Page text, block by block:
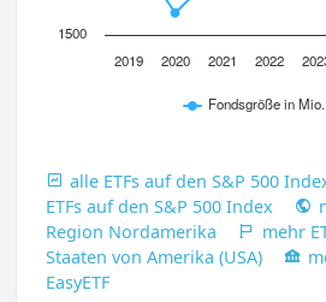
Fondsgröße in
2019 2020 2021 2022
1500
alle ETFs auf den S&P 500
ETFs auf den S&P 500 Index
Region Nordamerika
mehr
Staaten von Amerika (USA)
EasyETF